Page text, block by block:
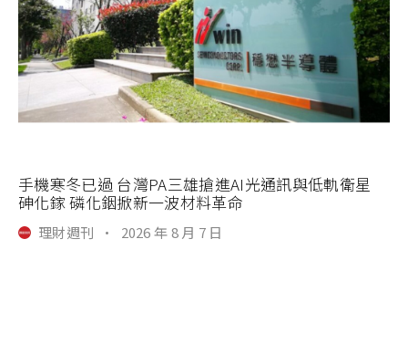
手機寒冬已過 台灣PA三雄搶進AI光通訊與低軌衛星
砷化鎵 磷化銦掀新一波材料革命
理財週刊 · 2026 年 8 月 7 日